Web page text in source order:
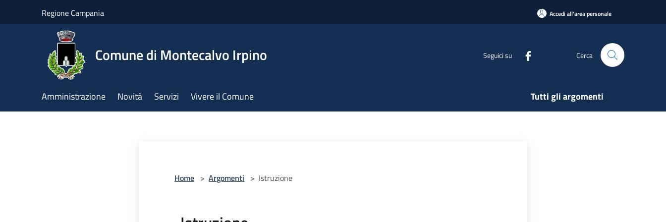
Regione Campania Accedi all'area personale
Comune di Montecalvo Irpino Seguici su Cerca
Amministrazione Novità Servizi Vivere il Comune Tutti gli argomenti
Home > Argomenti > Istruzione